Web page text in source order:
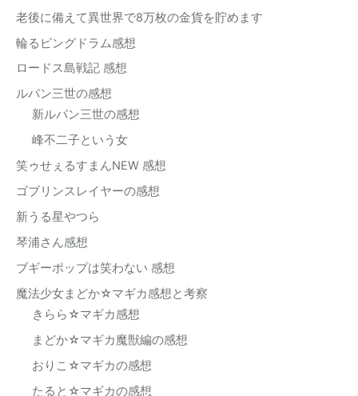
老後に備えて異世界で8万枚の金貨を貯めます
輪るピングドラム感想
ロードス島戦記 感想
ルパン三世の感想
新ルパン三世の感想
峰不二子という女
笑ゥせぇるすまんNEW 感想
ゴブリンスレイヤーの感想
新うる星やつら
琴浦さん感想
ブギーポップは笑わない 感想
魔法少女まどか☆マギカ感想と考察
きらら☆マギカ感想
まどか☆マギカ魔獣編の感想
おりこ☆マギカの感想
たると☆マギカの感想